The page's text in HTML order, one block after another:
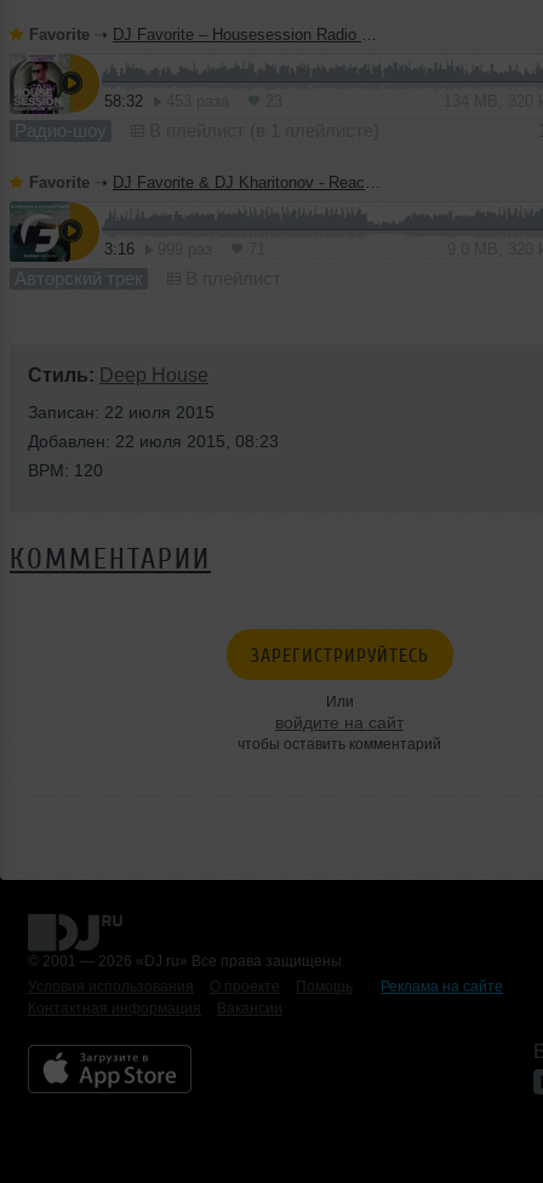
Favorite ➝ DJ Favorite – Housesession Radio Show #1021
58:32
Радио-шоу
Favorite ➝ DJ Favorite & DJ Kharitonov - Reach The Sky (Radio Edit)
3:16
Авторский трек
Стиль: Deep House
Записан: 22 июля 2015
Добавлен: 22 июля 2015, 08:23
BPM: 120
КОММЕНТАРИИ
ЗАРЕГИСТРИРУЙТЕСЬ
Или
войдите на сайт
чтобы оставить комментарий
© 2001 — 2026 «DJ.ru» Все права защищены.
Условия использования
О проекте Помощь
Реклама на сайте
Контактная информация
Вакансии